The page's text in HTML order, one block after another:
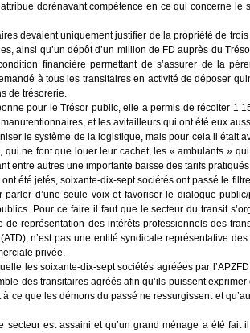
dorénavant compétence en ce qui concerne
devaient uniquement justifier de la propriété de
ainsi qu’un dépôt d’un million de FD auprès du
financière permettant de s’assurer de la
à tous les transitaires en activité de déposer
de trésorerie.
pour le Trésor public, elle a permis de récolter 1
et les avitailleurs qui ont été eux
le système de la logistique, mais pour cela il était
qui ne font que louer leur cachet, les « ambulants »
entre autres une importante baisse des tarifs
été jetés, soixante-dix-sept sociétés ont passé le
parler d’une seule voix et favoriser le dialogue
Pour ce faire il faut que le secteur du transit
de représentation des intérêts professionnels des
n’est pas une entité syndicale représentative
privée.
les soixante-dix-sept sociétés agréées par
des transitaires agréés afin qu’ils puissent
ce que les démons du passé ne ressurgissent et
secteur est assaini et qu’un grand ménage a été